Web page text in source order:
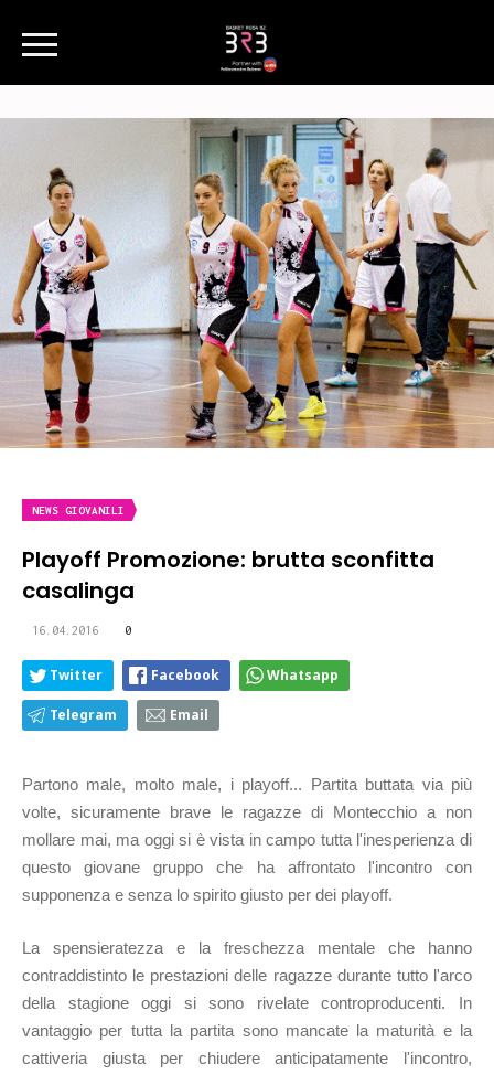
NEWS GIOVANILI
Playoff Promozione: brutta sconfitta
casalinga
16.04.2016 0
Twitter Facebook Whatsapp
Telegram Email
Partono male, molto male, i playoff... Partita buttata via più
volte, sicuramente brave le ragazze di Montecchio a non
mollare mai, ma oggi si è vista in campo tutta l'inesperienza di
questo giovane gruppo che ha affrontato l'incontro con
supponenza e senza lo spirito giusto per dei playoff.
La spensieratezza e la freschezza mentale che hanno
contraddistinto le prestazioni delle ragazze durante tutto l'arco
della stagione oggi si sono rivelate controproducenti. In
vantaggio per tutta la partita sono mancate la maturità e la
cattiveria giusta per chiudere anticipatamente l'incontro,